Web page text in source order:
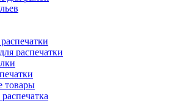
распечатки
товары